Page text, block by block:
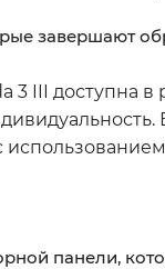
завершают
3 III
панели,